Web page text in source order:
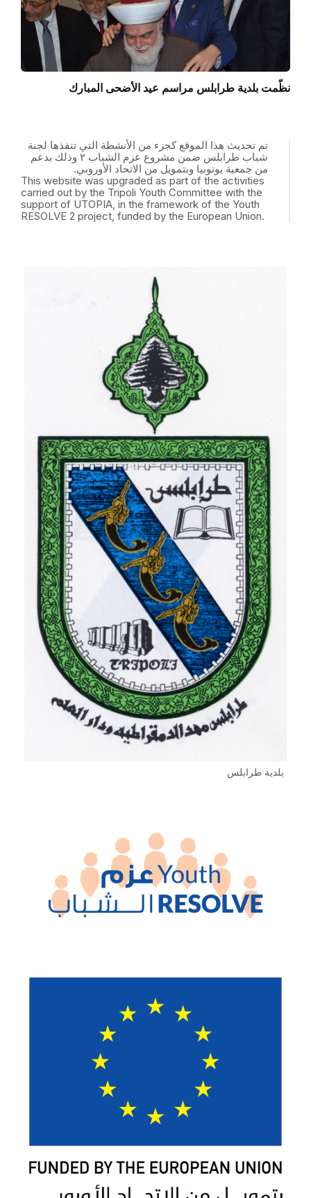
نظّمت بلدية طرابلس مراسم عيد الأضحى المبارك
تم تحديث هذا الموقع كجزء من الأنشطة التي تنفذها لجنة
شباب طرابلس ضمن مشروع عزم الشباب ٢ وذلك بدعم
من جمعية يوتوبيا وبتمويل من الاتحاد الأوروبي.
This website was upgraded as part of the activities
carried out by the Tripoli Youth Committee with the
support of UTOPIA, in the framework of the Youth
RESOLVE 2 project, funded by the European Union.
بلدية طرابلس